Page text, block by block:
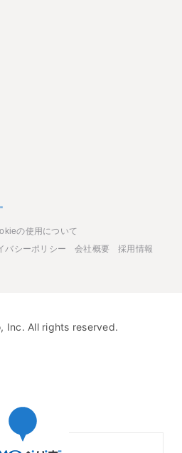
の使用について
バシーポリシー 会社概要
採用情報
Inc. All rights reserved.